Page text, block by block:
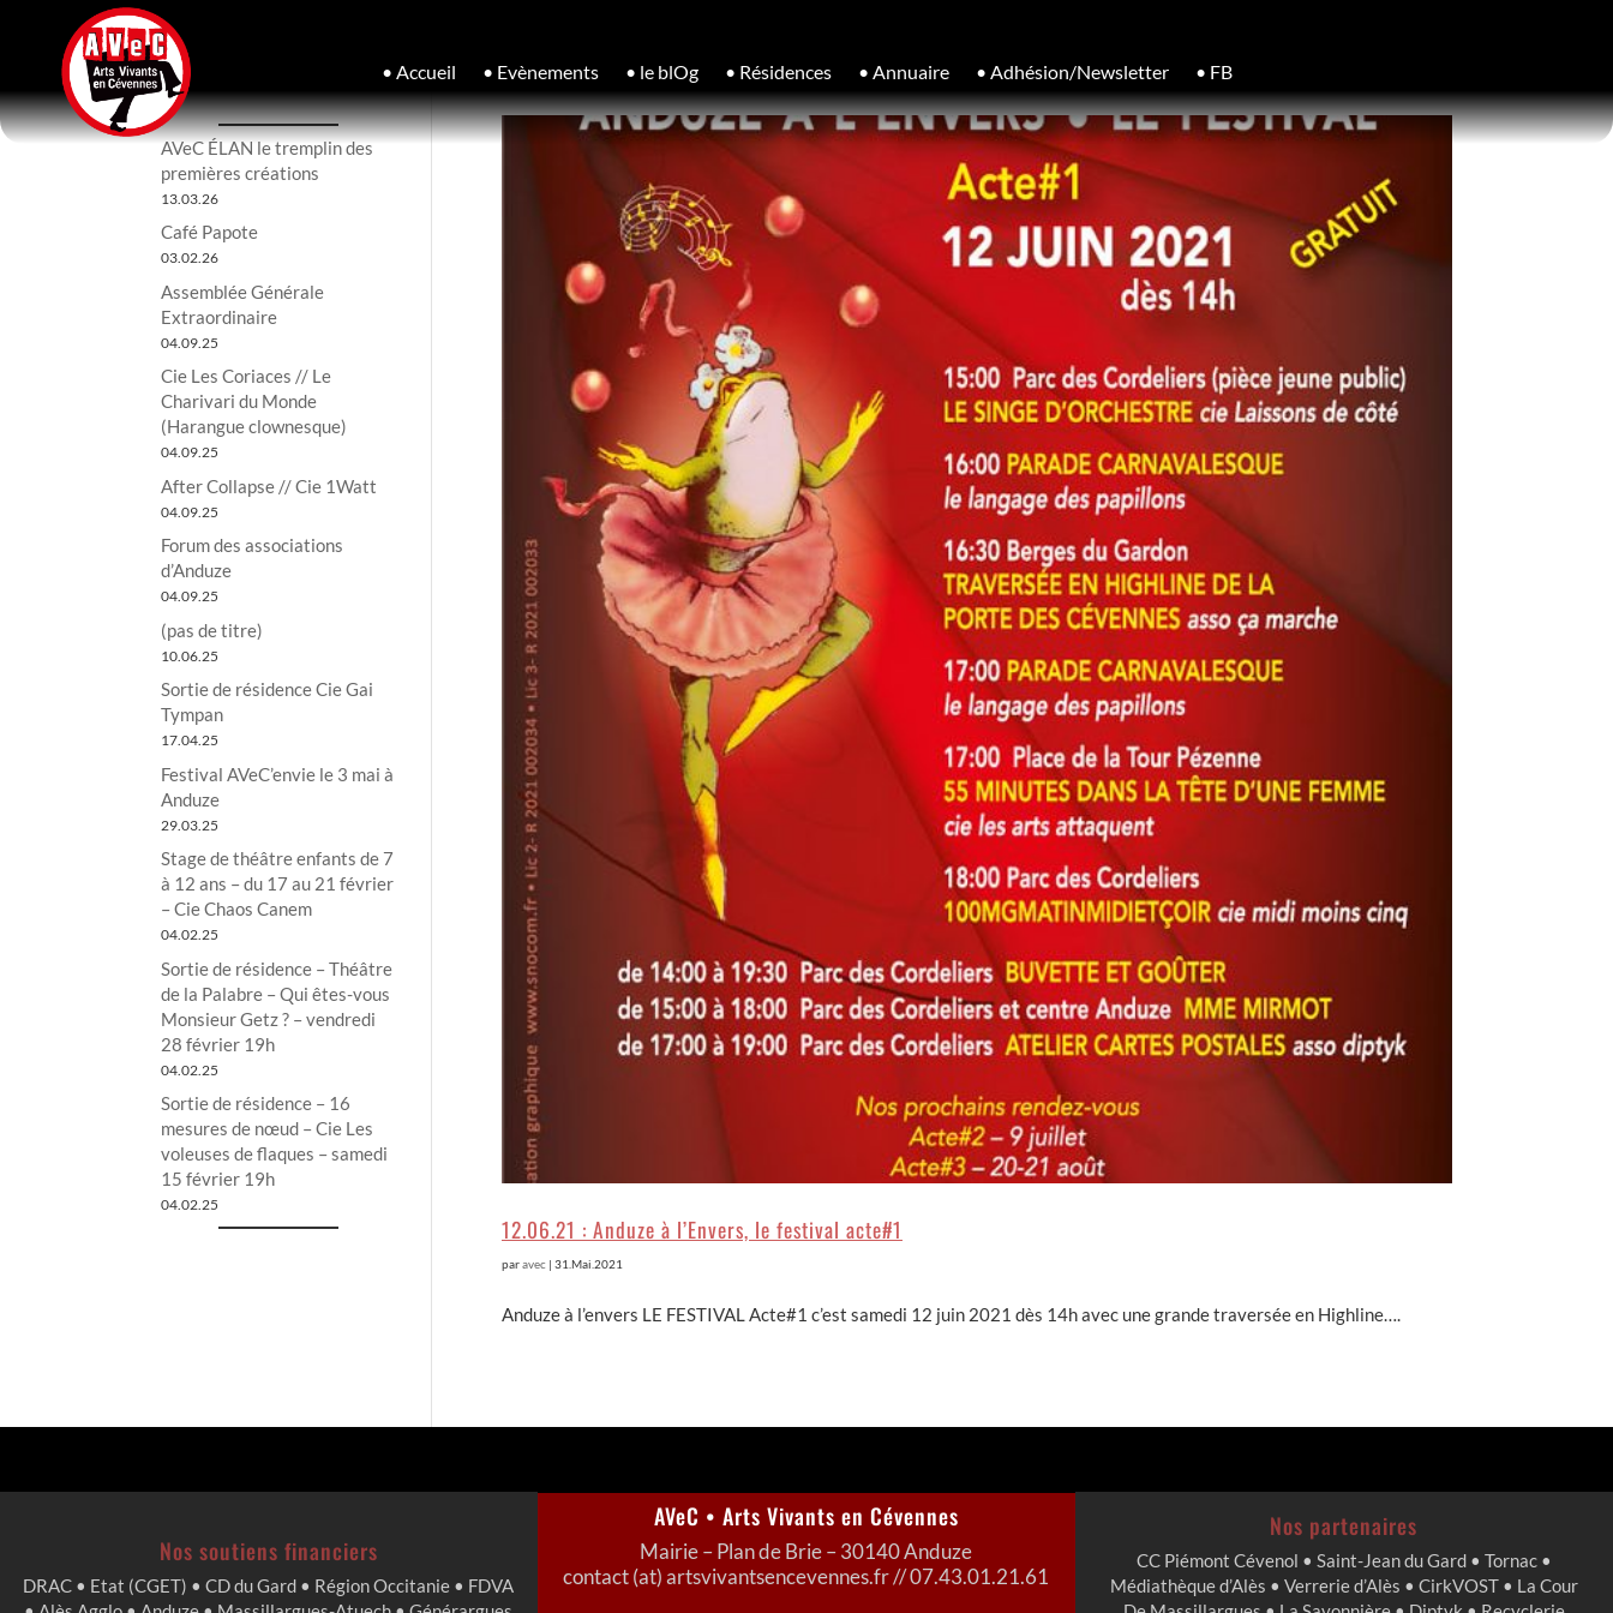
• Accueil • Evènements • le blOg • Résidences • Annuaire • Adhésion/Newsletter • FB
12.06.21 : Anduze à l’Envers, le festival acte#1
paravec| 31.Mai.2021
Anduze à l’envers LE FESTIVAL Acte#1 c’est samedi 12 juin 2021 dès 14h avec une grande traversée en Highline….
AVeC ÉLAN le tremplin des
premières créations
13.03.26
Café Papote
03.02.26
Assemblée Générale
Extraordinaire
04.09.25
Cie Les Coriaces // Le
Charivari du Monde
(Harangue clownesque)
04.09.25
After Collapse // Cie 1Watt
04.09.25
Forum des associations
d’Anduze
04.09.25
(pas de titre)
10.06.25
Sortie de résidence Cie Gai
Tympan
17.04.25
Festival AVeC’envie le 3 mai à
Anduze
29.03.25
Stage de théâtre enfants de 7
à 12 ans – du 17 au 21 février
– Cie Chaos Canem
04.02.25
Sortie de résidence – Théâtre
de la Palabre – Qui êtes-vous
Monsieur Getz ? – vendredi
28 février 19h
04.02.25
Sortie de résidence – 16
mesures de nœud – Cie Les
voleuses de flaques – samedi
15 février 19h
04.02.25
Nos soutiens financiers
DRAC • Etat (CGET) • CD du Gard • Région Occitanie • FDVA
AVeC • Arts Vivants en Cévennes
Mairie – Plan de Brie – 30140 Anduze
contact (at) artsvivantsencevennes.fr // 07.43.01.21.61
Nos partenaires
CC Piémont Cévenol • Saint-Jean du Gard • Tornac •
Médiathèque d’Alès • Verrerie d’Alès • CirkVOST • La Cour